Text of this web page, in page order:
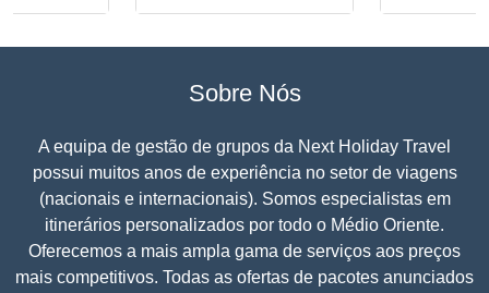
Sobre Nós
A equipa de gestão de grupos da Next Holiday Travel
possui muitos anos de experiência no setor de viagens
(nacionais e internacionais). Somos especialistas em
itinerários personalizados por todo o Médio Oriente.
Oferecemos a mais ampla gama de serviços aos preços
mais competitivos. Todas as ofertas de pacotes anunciados